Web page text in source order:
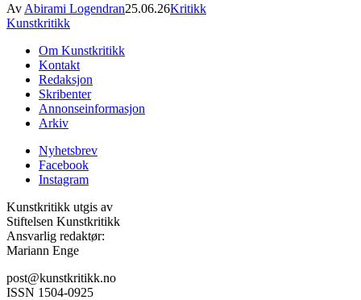
Av Abirami Logendran25.06.26Kritikk
Kunstkritikk
Om Kunstkritikk
Kontakt
Redaksjon
Skribenter
Annonseinformasjon
Arkiv
Nyhetsbrev
Facebook
Instagram
Kunstkritikk utgis av
Stiftelsen Kunstkritikk
Ansvarlig redaktør:
Mariann Enge
post@kunstkritikk.no
ISSN 1504-0925